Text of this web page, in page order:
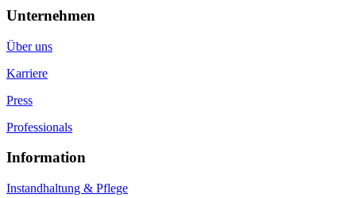
Unternehmen
Über uns
Karriere
Press
Professionals
Information
Instandhaltung & Pflege